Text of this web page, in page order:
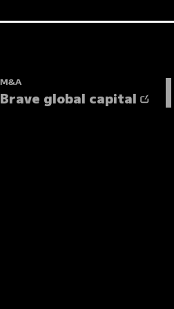
M&A
Brave global capital